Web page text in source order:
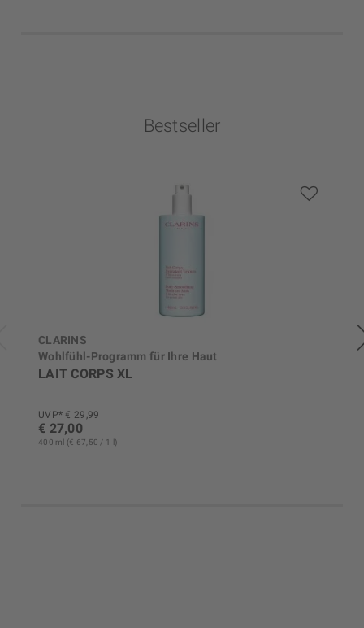
Bestseller
CLARINS
Wohlfühl-Programm für Ihre Haut
LAIT CORPS XL
UVP* € 29,99
€ 27,00
400 ml (€ 67,50 / 1 l)